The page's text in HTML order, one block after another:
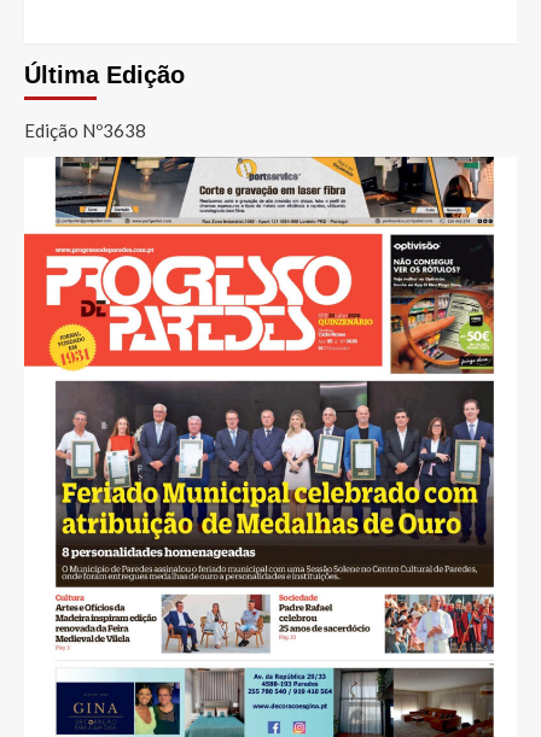
Última Edição
Edição Nº3638